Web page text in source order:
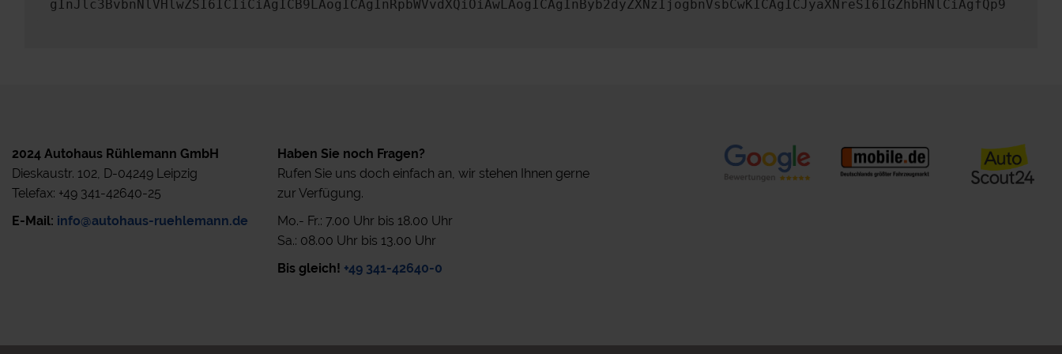
gInJlc3BvbnNlVHlwZSI6ICIiCiAgICB9LAogICAgInRpbWVvdXQiOiAwLAogICAgInByb2dyZXNzIjogbnVsbCwKICAgICJyaXNreSI6IGZhbHNlCiAgfQp9
2024 Autohaus Rühlemann GmbH
Dieskaustr. 102, D-04249 Leipzig
Telefax: +49 341-42640-25
E-Mail: info@autohaus-ruehlemann.de
Haben Sie noch Fragen?
Rufen Sie uns doch einfach an, wir stehen Ihnen gerne
zur Verfügung.
Mo.- Fr.: 7.00 Uhr bis 18.00 Uhr
Sa.: 08.00 Uhr bis 13.00 Uhr
Bis gleich! +49 341-42640-0